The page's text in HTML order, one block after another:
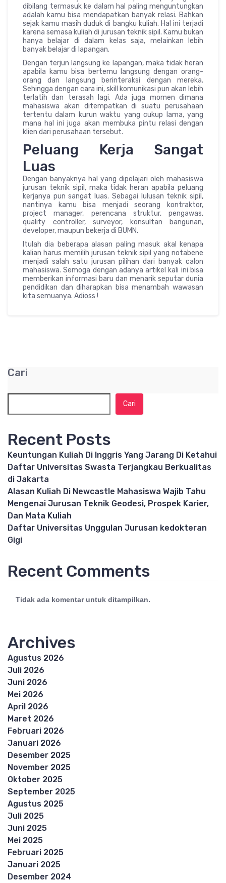
dibilang termasuk ke dalam hal paling menguntungkan
adalah kamu bisa mendapatkan banyak relasi. Bahkan
sejak kamu masih duduk di bangku kuliah. Hal ini terjadi
karena semasa kuliah di jurusan teknik sipil. Kamu bukan
hanya belajar di dalam kelas saja, melainkan lebih
banyak belajar di lapangan.
Dengan terjun langsung ke lapangan, maka tidak heran
apabila kamu bisa bertemu langsung dengan orang-
orang dan langsung berinteraksi dengan mereka.
Sehingga dengan cara ini, skill komunikasi pun akan lebih
terlatih dan terasah lagi. Ada juga momen dimana
mahasiswa akan ditempatkan di suatu perusahaan
tertentu dalam kurun waktu yang cukup lama, yang
mana hal ini juga akan membuka pintu relasi dengan
klien dari perusahaan tersebut.
Peluang Kerja Sangat
Luas
Dengan banyaknya hal yang dipelajari oleh mahasiswa
jurusan teknik sipil, maka tidak heran apabila peluang
kerjanya pun sangat luas. Sebagai lulusan teknik sipil,
nantinya kamu bisa menjadi seorang kontraktor,
project manager, perencana struktur, pengawas,
quality controller, surveyor, konsultan bangunan,
developer, maupun bekerja di BUMN.
Itulah dia beberapa alasan paling masuk akal kenapa
kalian harus memilih jurusan teknik sipil yang notabene
menjadi salah satu jurusan pilihan dari banyak calon
mahasiswa. Semoga dengan adanya artikel kali ini bisa
memberikan informasi baru dan menarik seputar dunia
pendidikan dan diharapkan bisa menambah wawasan
kita semuanya. Adioss !
Cari
Cari
Recent Posts
Keuntungan Kuliah Di Inggris Yang Jarang Di Ketahui
Daftar Universitas Swasta Terjangkau Berkualitas
di Jakarta
Alasan Kuliah Di Newcastle Mahasiswa Wajib Tahu
Mengenai Jurusan Teknik Geodesi, Prospek Karier,
Dan Mata Kuliah
Daftar Universitas Unggulan Jurusan kedokteran
Gigi
Recent Comments
Tidak ada komentar untuk ditampilkan.
Archives
Agustus 2026
Juli 2026
Juni 2026
Mei 2026
April 2026
Maret 2026
Februari 2026
Januari 2026
Desember 2025
November 2025
Oktober 2025
September 2025
Agustus 2025
Juli 2025
Juni 2025
Mei 2025
Februari 2025
Januari 2025
Desember 2024